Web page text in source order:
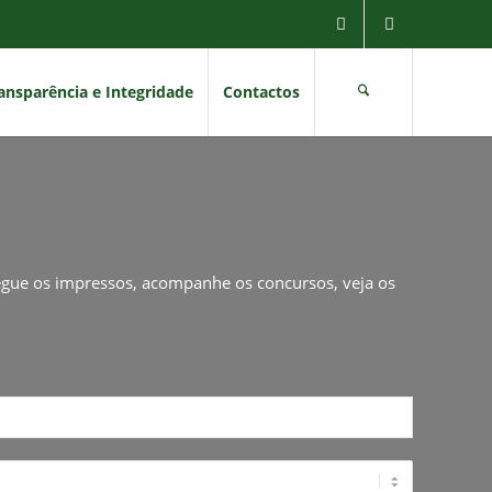
e Integridade Contactos
os impressos, acompanhe os concursos, veja os